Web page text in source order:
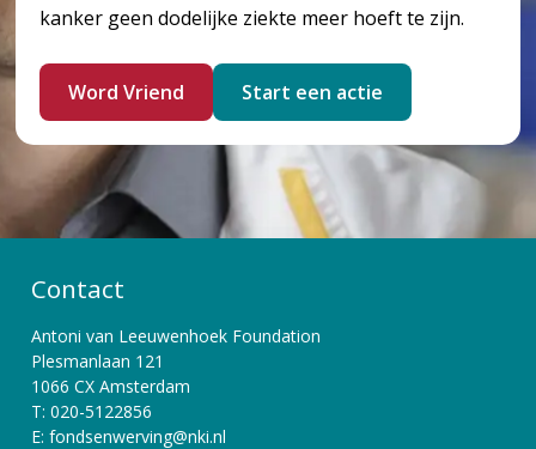
kanker geen dodelijke ziekte meer hoeft te zijn.
Word Vriend Start een actie
Contact
Antoni van Leeuwenhoek Foundation
Plesmanlaan 121
1066 CX Amsterdam
T: 020-5122856
E: fondsenwerving@nki.nl